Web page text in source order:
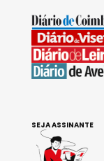
SEJA ASSINANTE